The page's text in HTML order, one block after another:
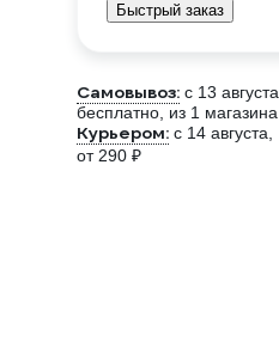
Быстрый заказ
Самовывоз: c 13 августа,
бесплатно , из 1 магазина
Курьером: c 14 августа,
от 290 ₽